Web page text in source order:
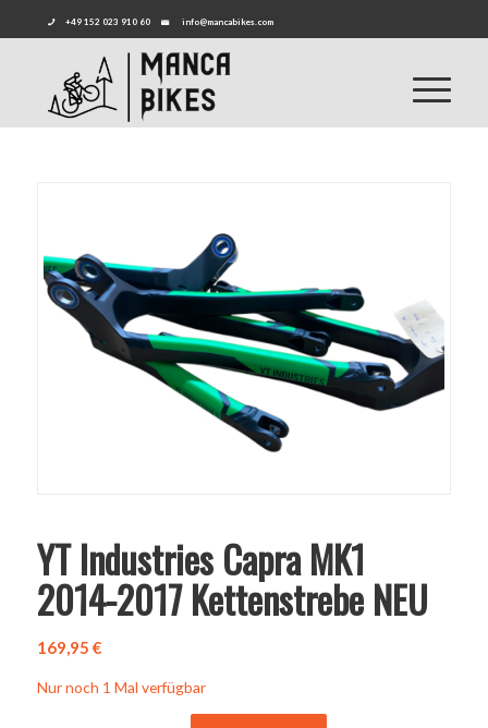
+49 152 023 910 60 info@mancabikes.com
YT Industries Capra MK1
2014-2017 Kettenstrebe NEU
169,95 €
Nur noch 1 Mal verfügbar